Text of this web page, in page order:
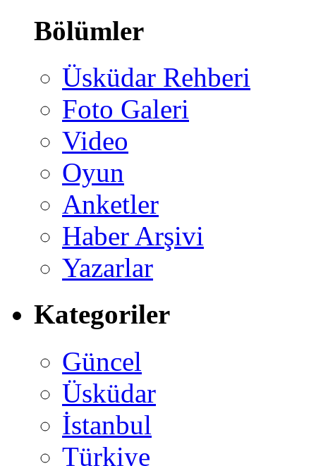
Bölümler
Üsküdar Rehberi
Foto Galeri
Video
Oyun
Anketler
Haber Arşivi
Yazarlar
Kategoriler
Güncel
Üsküdar
İstanbul
Türkiye